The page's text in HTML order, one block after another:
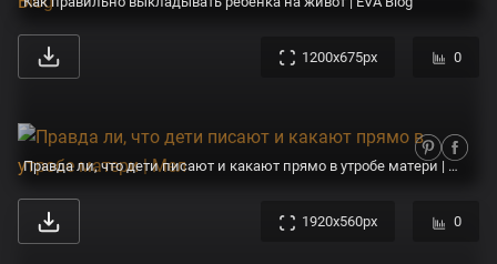
1200x675px 0
Правда ли, что дети писают и какают прямо в утробе матери | Мел
1920x560px 0